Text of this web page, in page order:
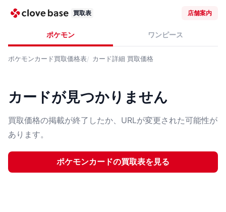
買取表 店舗案内
ポケモン ワンピース
ポケモンカード買取価格表 カード詳細 買取価格
カードが見つかりません
買取価格の掲載が終了したか、URLが変更された可能性が
あります。
ポケモンカードの買取表を見る